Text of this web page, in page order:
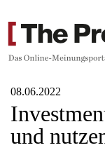
08.06.2022
und